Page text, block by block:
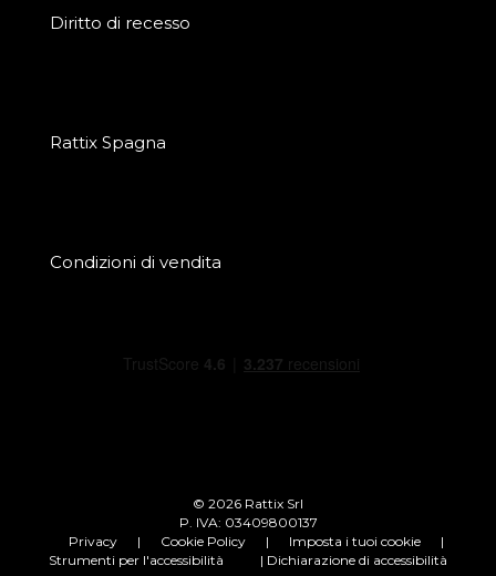
Diritto di recesso
Rattix Spagna
Condizioni di vendita
© 2026 Rattix Srl
P. IVA: 03409800137
Privacy
| Cookie Policy | Imposta i tuoi cookie
|
Strumenti per l'accessibilità
| Dichiarazione di accessibilità